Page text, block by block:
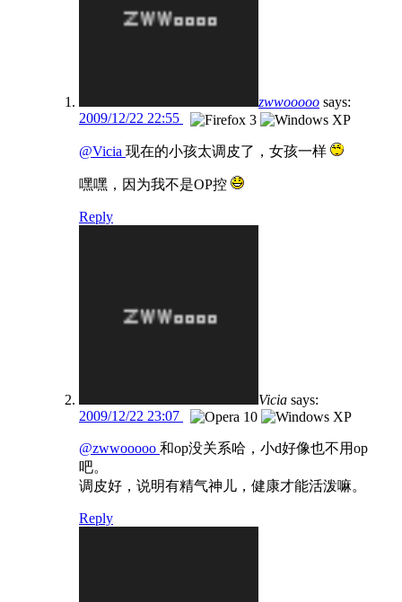
zwwooooo says:
2009/12/22 22:55
@Vicia 现在的小孩太调皮了，女孩一样
嘿嘿，因为我不是OP控
Reply
Vicia says:
2009/12/22 23:07
@zwwooooo 和op没关系哈，小d好像也不用op
吧。
调皮好，说明有精气神儿，健康才能活泼嘛。
Reply